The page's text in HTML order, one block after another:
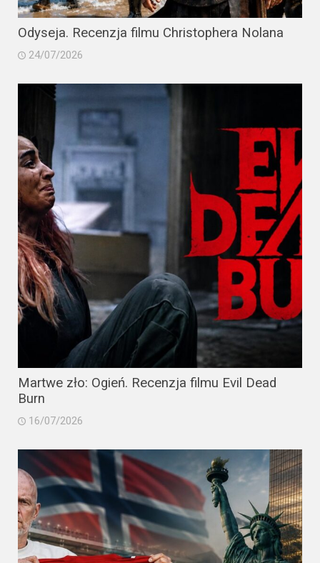
Odyseja. Recenzja filmu Christophera Nolana
24/07/2026
Martwe zło: Ogień. Recenzja filmu Evil Dead
Burn
16/07/2026